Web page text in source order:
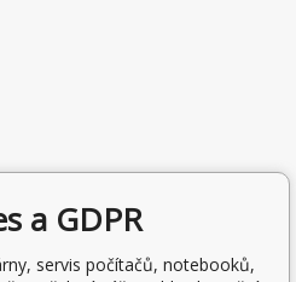
a GDPR
servis počítačů, notebooků,